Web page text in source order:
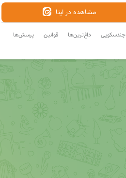
مشاهده در ایتا
پرسش‌ها قوانین داغ‌ترین‌ها چندسکویی